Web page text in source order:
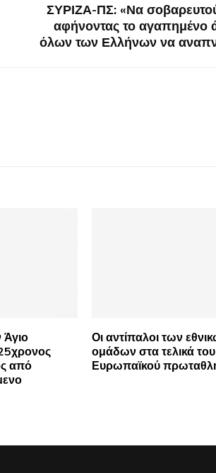
ΣΥΡΙΖΑ-ΠΣ: «Να
αφήνοντας το αγαπημένο
όλων των Ελλήνων να
από
Οι αντίπαλοι των
ομάδων στα τελικά του
Ευρωπαϊκού